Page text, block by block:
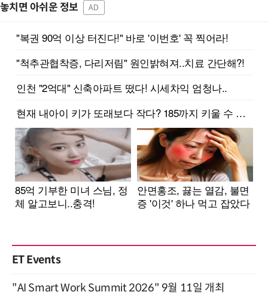
놓치면 아쉬운 정보 AD
ET Events
"AI Smart Work Summit 2026" 9월 11일 개최